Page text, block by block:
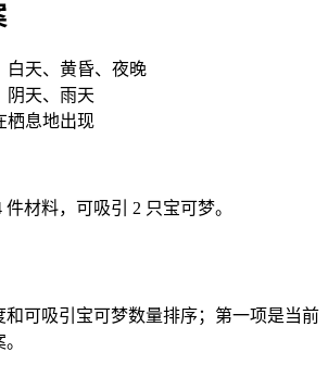
白天、黄昏、夜晚
阴天、雨天
栖息地出现
件材料，可吸引 2 只宝可梦。
和可吸引宝可梦数量排序；第一项是当前